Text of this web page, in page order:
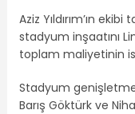
Aziz Yıldırım’ın
stadyum inşaatını
toplam maliyetinin
Stadyum
Barış Göktürk ve